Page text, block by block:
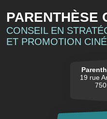
PARENTHÈSE
CONSEIL EN
ET PROMOTION
19 rue